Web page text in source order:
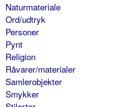
Naturmateriale
Ord/udtryk
Personer
Pynt
Religion
Råvarer/materialer
Samlerobjekter
Smykker